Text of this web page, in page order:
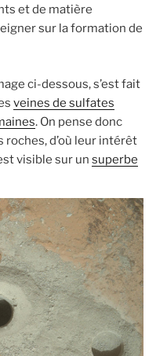
et de matière
sur la formation de
ci-dessous, s’est fait
veines de sulfates
. On pense donc
roches, d’où leur intérêt
visible sur un superbe